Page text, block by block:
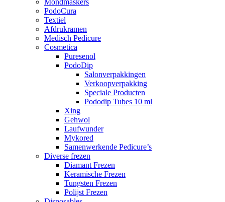
Mondmaskers
PodoCura
Textiel
Afdrukramen
Medisch Pedicure
Cosmetica
Puresenol
PodoDip
Salonverpakkingen
Verkoopverpakking
Speciale Producten
Pododip Tubes 10 ml
Xing
Gehwol
Laufwunder
Mykored
Samenwerkende Pedicure’s
Diverse frezen
Diamant Frezen
Keramische Frezen
Tungsten Frezen
Polijst Frezen